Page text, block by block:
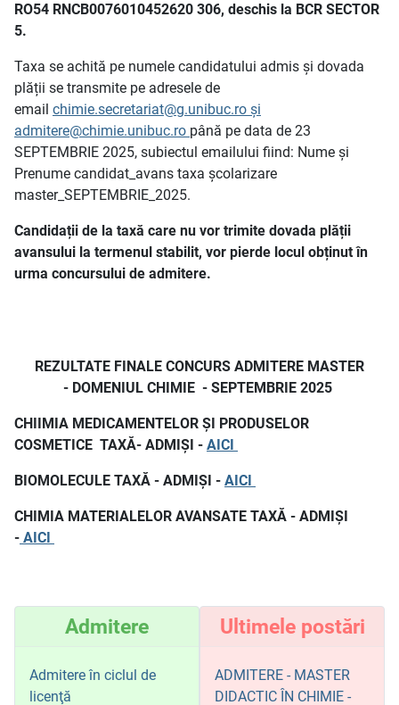
RO54 RNCB0076010452620 306, deschis la BCR SECTOR
5.
Taxa se achită pe numele candidatului admis și dovada
plății se transmite pe adresele de
email chimie.secretariat@g.unibuc.ro și
admitere@chimie.unibuc.ro până pe data de 23
SEPTEMBRIE 2025, subiectul emailului fiind: Nume și
Prenume candidat_avans taxa școlarizare
master_SEPTEMBRIE_ 2025.
Candidații de la taxă care nu vor trimite dovada plății
avansului la termenul stabilit, vor pierde locul obținut în
urma concursului de admitere.
REZULTATE FINALE CONCURS ADMITERE MASTER
- DOMENIUL CHIMIE - SEPTEMBRIE 2025
CHIIMIA MEDICAMENTELOR ȘI PRODUSELOR
COSMETICE TAXĂ- ADMIȘI - AICI
BIOMOLECULE TAXĂ - ADMIȘI - AICI
CHIMIA MATERIALELOR AVANSATE TAXĂ - ADMIȘI
- AICI
Admitere
Admitere în ciclul de
licenţă
Ultimele postări
ADMITERE - MASTER
DIDACTIC ÎN CHIMIE -